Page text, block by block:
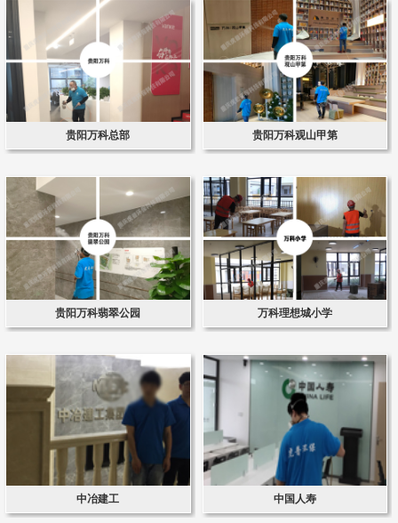
贵阳万科总部 贵阳万科观山甲第
贵阳万科翡翠公园 万科理想城小学
中冶建工 中国人寿